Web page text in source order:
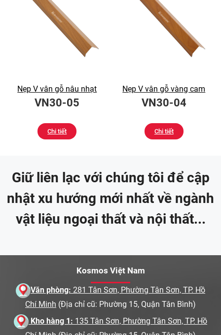
Nẹp V vân gỗ nâu nhạt
VN30-05
Chi tiết
Nẹp V vân gỗ vàng cam
VN30-04
Chi tiết
Giữ liên lạc với chúng tôi để cập
nhật xu hướng mới nhất về ngành
vật liệu ngoại thất và nội thất...
Kosmos Việt Nam
Văn phòng: 281 Tân Sơn, Phường Tân Sơn, TP. Hồ
Chí Minh (Địa chỉ cũ: Phường 15, Quận Tân Bình)
Kho hàng 1: 135 Tân Sơn, Phường Tân Sơn, TP. Hồ